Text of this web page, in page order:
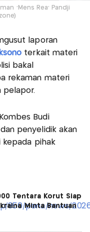
‘Mens Rea’ Pandji
laporan
terkait materi
bakal
rekaman materi
pelapor.
Budi
penyelidik akan
kepada pihak
Tentara Korut Siap
Minta Bantuan